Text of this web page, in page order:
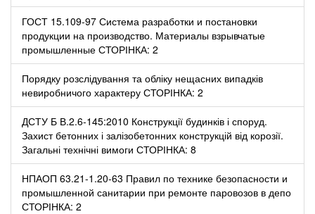
ГОСТ 15.109-97 Система разработки и постановки
продукции на производство. Материалы взрывчатые
промышленные СТОРІНКА: 2
Порядку розслідування та обліку нещасних випадків
невиробничого характеру СТОРІНКА: 2
ДСТУ Б В.2.6-145:2010 Конструкції будинків і споруд.
Захист бетонних і залізобетонних конструкцій від корозії.
Загальні технічні вимоги СТОРІНКА: 8
НПАОП 63.21-1.20-63 Правил по технике безопасности и
промышленной санитарии при ремонте паровозов в депо
СТОРІНКА: 2